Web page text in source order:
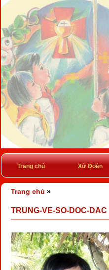
Trang chủ Xứ Đoàn
Trang chủ »
TRUNG-VE-SO-DOC-DAC